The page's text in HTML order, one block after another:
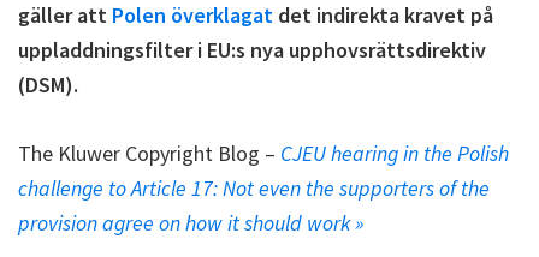
gäller att Polen överklagat det indirekta kravet på
uppladdningsfilter i EU:s nya upphovsrättsdirektiv
(DSM).
The Kluwer Copyright Blog – CJEU hearing in the Polish
challenge to Article 17: Not even the supporters of the
provision agree on how it should work »